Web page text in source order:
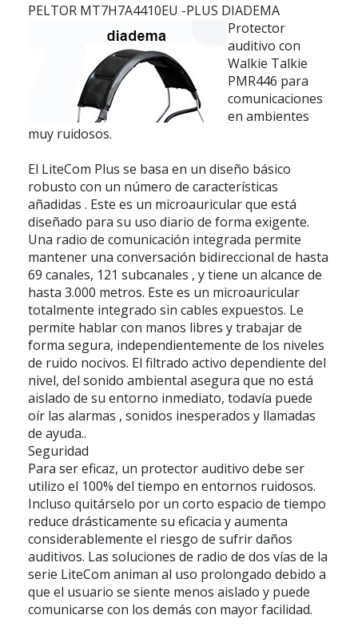
PELTOR MT7H7A4410EU -PLUS DIADEMA
Protector
auditivo con
Walkie Talkie
PMR446 para
comunicaciones
en ambientes
muy ruidosos.
El LiteCom Plus se basa en un diseño básico
robusto con un número de características
añadidas . Este es un microauricular que está
diseñado para su uso diario de forma exigente.
Una radio de comunicación integrada permite
mantener una conversación bidireccional de hasta
69 canales, 121 subcanales , y tiene un alcance de
hasta 3.000 metros. Este es un microauricular
totalmente integrado sin cables expuestos. Le
permite hablar con manos libres y trabajar de
forma segura, independientemente de los niveles
de ruido nocivos. El filtrado activo dependiente del
nivel, del sonido ambiental asegura que no está
aislado de su entorno inmediato, todavía puede
oír las alarmas , sonidos inesperados y llamadas
de ayuda..
Seguridad
Para ser eficaz, un protector auditivo debe ser
utilizo el 100% del tiempo en entornos ruidosos.
Incluso quitárselo por un corto espacio de tiempo
reduce drásticamente su eficacia y aumenta
considerablemente el riesgo de sufrir daños
auditivos. Las soluciones de radio de dos vías de la
serie LiteCom animan al uso prolongado debido a
que el usuario se siente menos aislado y puede
comunicarse con los demás con mayor facilidad.